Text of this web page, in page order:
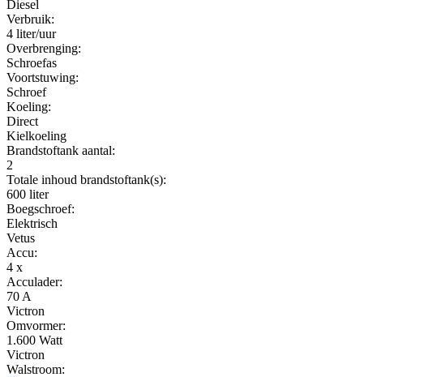
Diesel
Verbruik:
4 liter/uur
Overbrenging:
Schroefas
Voortstuwing:
Schroef
Koeling:
Direct
Kielkoeling
Brandstoftank aantal:
2
Totale inhoud brandstoftank(s):
600 liter
Boegschroef:
Elektrisch
Vetus
Accu:
4 x
Acculader:
70 A
Victron
Omvormer:
1.600 Watt
Victron
Walstroom: